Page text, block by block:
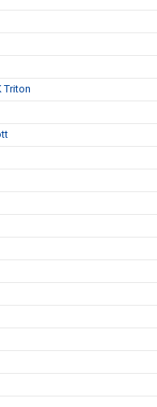
Triton